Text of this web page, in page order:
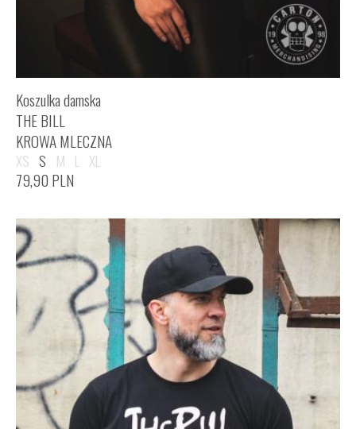
Koszulka damska
THE BILL
KROWA MLECZNA
XS S M L XL
79,90 PLN